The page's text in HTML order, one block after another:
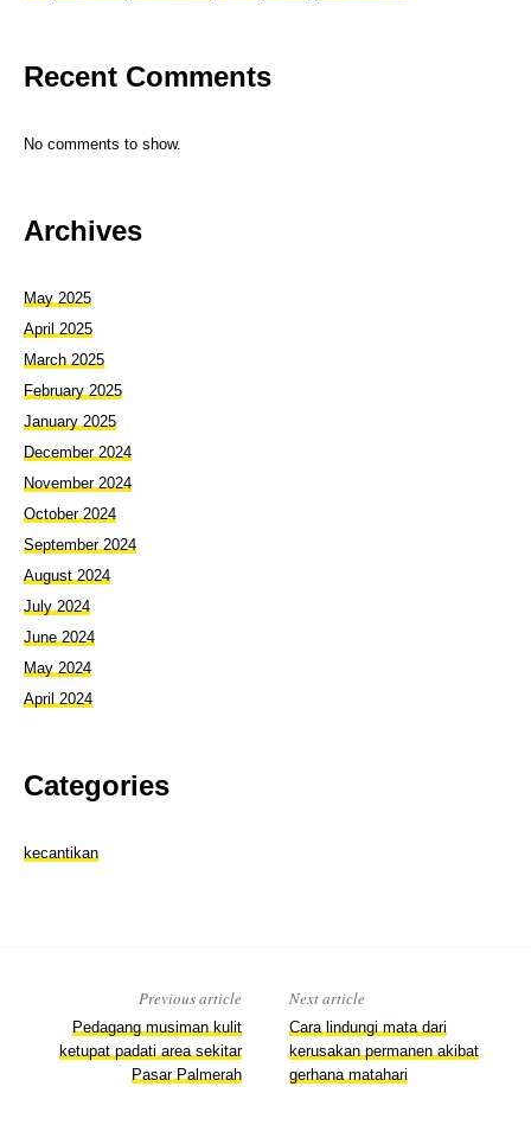
Recent Comments
No comments to show.
Archives
May 2025
April 2025
March 2025
February 2025
January 2025
December 2024
November 2024
October 2024
September 2024
August 2024
July 2024
June 2024
May 2024
April 2024
Categories
kecantikan
Previous article
Pedagang musiman kulit
ketupat padati area sekitar
Pasar Palmerah
Next article
Cara lindungi mata dari
kerusakan permanen akibat
gerhana matahari